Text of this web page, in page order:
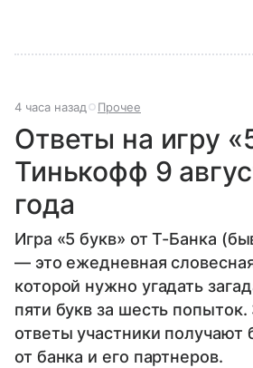
4 часа назад Прочее
Ответы на игру
Тинькофф 9
года
Игра «5 букв» от Т-Банка
— это ежедневная
которой нужно угадать
пяти букв за шесть
ответы участники получают
от банка и его партнеров.